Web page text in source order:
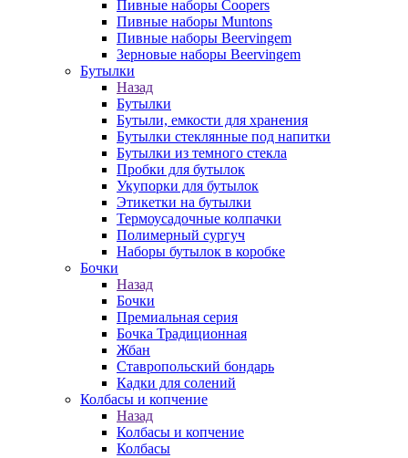
Пивные наборы Coopers
Пивные наборы Muntons
Пивные наборы Beervingem
Зерновые наборы Beervingem
Бутылки
Назад
Бутылки
Бутыли, емкости для хранения
Бутылки стеклянные под напитки
Бутылки из темного стекла
Пробки для бутылок
Укупорки для бутылок
Этикетки на бутылки
Термоусадочные колпачки
Полимерный сургуч
Наборы бутылок в коробке
Бочки
Назад
Бочки
Премиальная серия
Бочка Традиционная
Жбан
Ставропольский бондарь
Кадки для солений
Колбасы и копчение
Назад
Колбасы и копчение
Колбасы